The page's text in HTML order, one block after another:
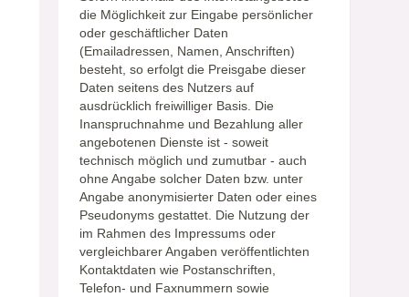
die Möglichkeit zur Eingabe persönlicher
oder geschäftlicher Daten
(Emailadressen, Namen, Anschriften)
besteht, so erfolgt die Preisgabe dieser
Daten seitens des Nutzers auf
ausdrücklich freiwilliger Basis. Die
Inanspruchnahme und Bezahlung aller
angebotenen Dienste ist - soweit
technisch möglich und zumutbar - auch
ohne Angabe solcher Daten bzw. unter
Angabe anonymisierter Daten oder eines
Pseudonyms gestattet. Die Nutzung der
im Rahmen des Impressums oder
vergleichbarer Angaben veröffentlichten
Kontaktdaten wie Postanschriften,
Telefon- und Faxnummern sowie